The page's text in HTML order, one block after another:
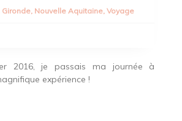
Gironde, Nouvelle Aquitaine, Voyage
2016, je passais ma journée à
expérience !